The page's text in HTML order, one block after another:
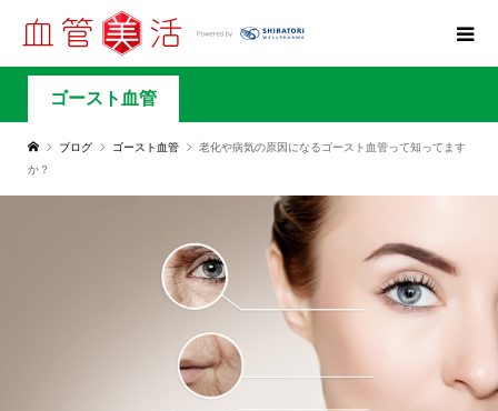
ゴースト血管
ブログ ゴースト血管
老化や病気の原因になるゴースト血管って知ってます
か？